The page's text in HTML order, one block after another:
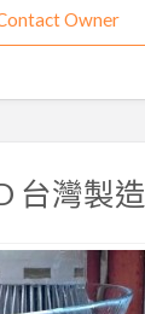
Owner
台灣製造